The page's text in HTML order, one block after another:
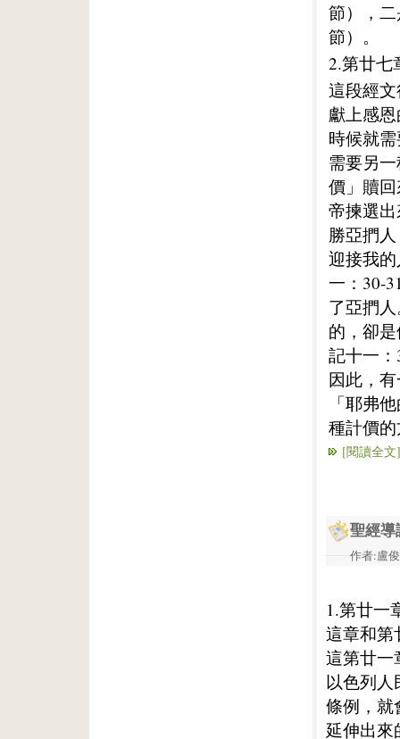
節），
節）。
2.第廿七
這段經
獻上感
時候就
需要另
價」贖
帝揀選
勝亞捫
迎接我
一：30-
了亞捫
的，卻
記十一
因此，
「耶弗
種計價
[閱讀全文]
聖經導
作者:盧
1.第廿一
這章和第
這第廿一
以色列人
條例，就
延伸出來